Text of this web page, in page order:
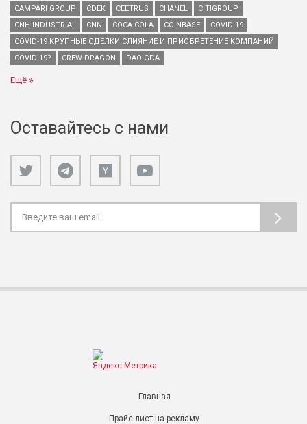
CAMPARI GROUP
CDEK CEETRUS CHANEL
CITIGROUP
CNH INDUSTRIAL
CNN COCA-COLA COINBASE
COVID-19
COVID-19 КРУПНЫЕ СДЕЛКИ СЛИЯНИЕ И ПРИОБРЕТЕНИЕ КОМПАНИЙ
COVID-19?
CREW DRAGON DAO GDA
Ещё
Оставайтесь с нами
Главная
Прайс-лист на рекламу